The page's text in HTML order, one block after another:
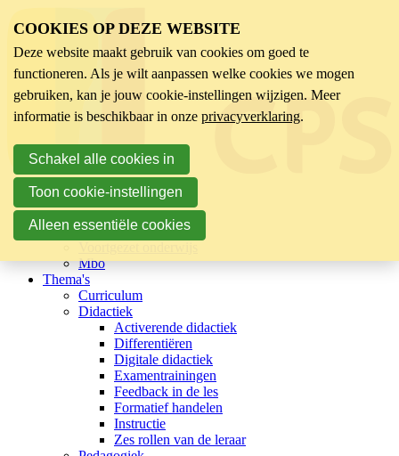
Sector
Kinderopvang
Basisonderwijs
Mbo
Thema's
Curriculum
Didactiek
Activerende didactiek
Differentiëren
Digitale didactiek
Examentrainingen
Feedback in de les
Formatief handelen
Instructie
Zes rollen van de leraar
COOKIES OP DEZE WEBSITE
Deze website maakt gebruik van cookies om goed te
functioneren. Als je wilt aanpassen welke cookies we mogen
gebruiken, kan je jouw cookie-instellingen wijzigen. Meer
informatie is beschikbaar in onze privacyverklaring.
Schakel alle cookies in
Toon cookie-instellingen
Alleen essentiële cookies